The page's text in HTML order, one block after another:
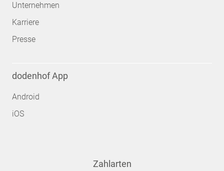
Unternehmen
Karriere
Presse
dodenhof App
Android
iOS
Zahlarten